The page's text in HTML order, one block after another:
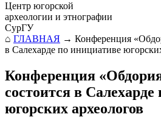
Центр югорской
археологии и этнографии
СурГУ
⌂ ГЛАВНАЯ → Конференция
в Салехарде по инициативе
Конференция
состоится в
югорских археологов